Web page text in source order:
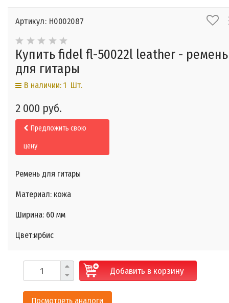
Артикул: Н0002087
Купить fidel fl-50022l leather - ремень
для гитары
В наличии: 1 Шт.
2 000 руб.
Предложить свою
цену
Ремень для гитары
Материал: кожа
Ширина: 60 мм
Цвет:ирбис
Добавить в корзину
Посмотреть аналоги